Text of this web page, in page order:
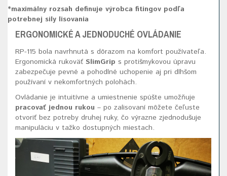
*maximálny rozsah definuje výrobca fitingov podľa
potrebnej sily lisovania
ERGONOMICKÉ A JEDNODUCHÉ OVLÁDANIE
RP-115 bola navrhnutá s dôrazom na komfort používateľa.
Ergonomická rukoväť SlimGrip s protišmykovou úpravu
zabezpečuje pevné a pohodlné uchopenie aj pri dlhšom
používaní v nekomfortných polohách.
Ovládanie je intuitívne a umiestnenie spúšte umožňuje
pracovať jednou rukou – po zalisovaní môžete čeľuste
otvoriť bez potreby druhej ruky, čo výrazne zjednodušuje
manipuláciu v tažko dostupných miestach.